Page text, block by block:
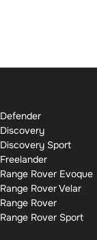
Defender
Discovery
Discovery Sport
Freelander
Range Rover Evoque
Range Rover Velar
Range Rover
Range Rover Sport